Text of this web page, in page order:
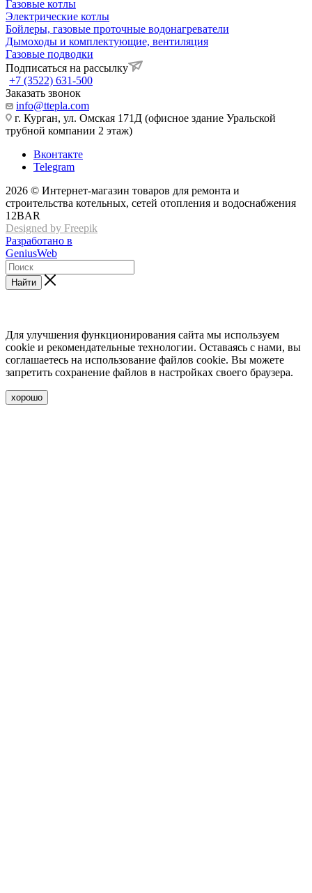
Газовые котлы
Электрические котлы
Бойлеры, газовые проточные водонагреватели
Дымоходы и комплектующие, вентиляция
Газовые подводки
Подписаться на рассылку
+7 (3522) 631-500
Заказать звонок
info@ttepla.com
г. Курган, ул. Омская 171Д (офисное здание Уральской
трубной компании 2 этаж)
Вконтакте
Telegram
2026 © Интернет-магазин товаров для ремонта и
строительства котельных, сетей отопления и водоснабжения
12BAR
Designed by Freepik
Разработано в
GeniusWeb
Найти
Для улучшения функционирования сайта мы используем
cookie и рекомендательные технологии. Оставаясь с нами, вы
соглашаетесь на использование файлов cookie. Вы можете
запретить сохранение файлов в настройках своего браузера.
хорошо